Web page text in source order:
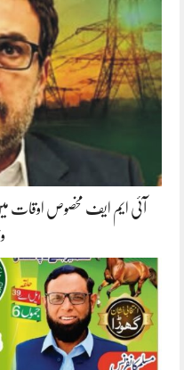
آئی ایم ایف مخصوص اوقات